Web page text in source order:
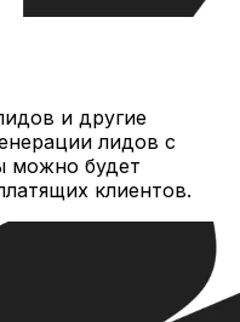
и другие
лидов с
можно будет
клиентов.